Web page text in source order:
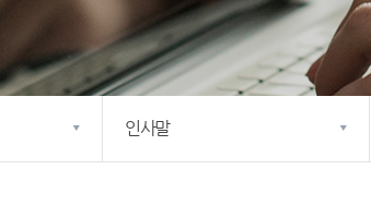
인사말